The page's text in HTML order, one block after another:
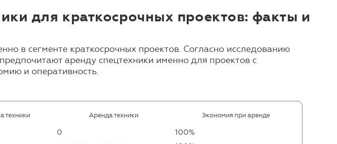
для краткосрочных проектов: факты и
в сегменте краткосрочных проектов. Согласно исследованию
аренду спецтехники именно для проектов с
и оперативность.
техники Аренда техники Экономия при аренде
0
100%